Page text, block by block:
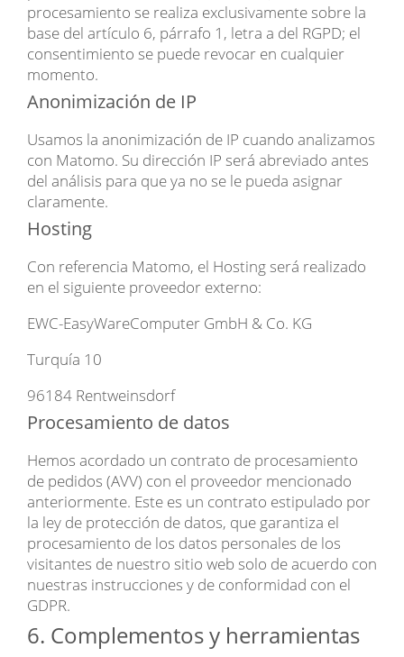
procesamiento se realiza exclusivamente sobre la
base del artículo 6, párrafo 1, letra a del RGPD; el
consentimiento se puede revocar en cualquier
momento.
Anonimización de IP
Usamos la anonimización de IP cuando analizamos
con Matomo. Su dirección IP será abreviado antes
del análisis para que ya no se le pueda asignar
claramente.
Hosting
Con referencia Matomo, el Hosting será realizado
en el siguiente proveedor externo:
EWC-EasyWareComputer GmbH & Co. KG
Turquía 10
96184 Rentweinsdorf
Procesamiento de datos
Hemos acordado un contrato de procesamiento
de pedidos (AVV) con el proveedor mencionado
anteriormente. Este es un contrato estipulado por
la ley de protección de datos, que garantiza el
procesamiento de los datos personales de los
visitantes de nuestro sitio web solo de acuerdo con
nuestras instrucciones y de conformidad con el
GDPR.
6. Complementos y herramientas